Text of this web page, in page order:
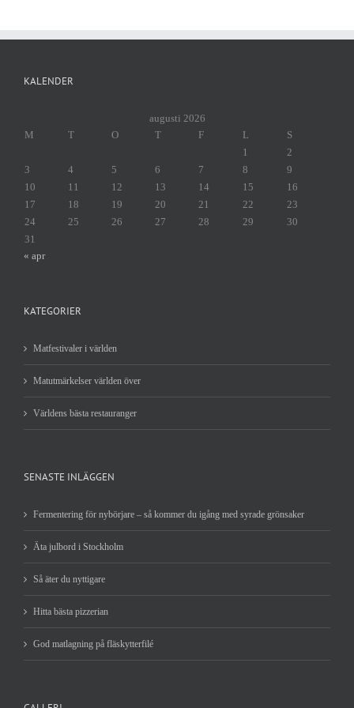
KALENDER
augusti 2026
M
T O T F L
S
1
2
3
4 5 6 7 8
9
10
11 12 13 14 15
16
17
18 19 20 21 22
23
24
25 26 27 28 29
30
31
« apr
KATEGORIER
Matfestivaler i världen
Matutmärkelser världen över
Världens bästa restauranger
SENASTE INLÄGGEN
Fermentering för nybörjare – så kommer du igång med syrade grönsaker
Äta julbord i Stockholm
Så äter du nyttigare
Hitta bästa pizzerian
God matlagning på fläskytterfilé